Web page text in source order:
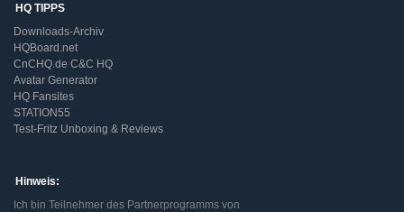
HQ TIPPS
Downloads-Archiv
HQBoard.net
CnCHQ.de C&C HQ
Avatar Generator
HQ Fansites
STATION55
Test-Fritz Unboxing & Reviews
Hinweis:
Ich bin Teilnehmer des Partnerprogramms von